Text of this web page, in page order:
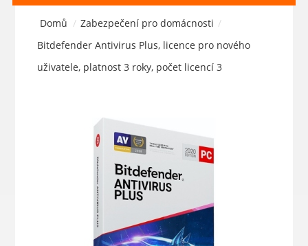
Domů / Zabezpečení pro domácnosti /
Bitdefender Antivirus Plus, licence pro nového
uživatele, platnost 3 roky, počet licencí 3